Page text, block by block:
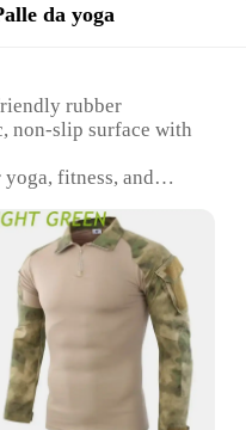
da yoga
rubber
non-slip surface with
fitness, and
Available in
26cm in
long-lasting,
with a carrying bag